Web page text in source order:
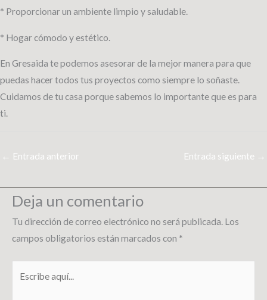
* Proporcionar un ambiente limpio y saludable.
* Hogar cómodo y estético.
En Gresaida te podemos asesorar de la mejor manera para que
puedas hacer todos tus proyectos como siempre lo soñaste.
Cuidamos de tu casa porque sabemos lo importante que es para
ti.
← Entrada anterior Entrada siguiente →
Deja un comentario
Tu dirección de correo electrónico no será publicada. Los
campos obligatorios están marcados con *